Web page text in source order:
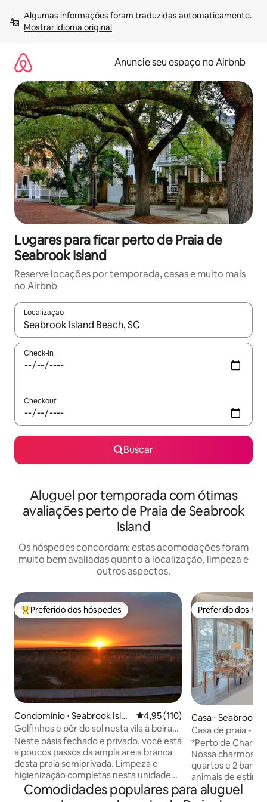
para
Mostrar idioma original
Anuncie seu espaço no Airbnb
Lugares para ficar perto de Praia de
Seabrook Island
Reserve locações por temporada, casas e muito mais
no Airbnb
Localização
Quando os resultados estiverem disponíveis, explore-os
Check-in
Checkout
Buscar
Aluguel por temporada com ótimas
avaliações perto de Praia de Seabrook
Island
Os hóspedes concordam: estas acomodações foram
muito bem avaliadas quanto a localização, limpeza e
outros aspectos.
Entre os melhores preferidos dos hóspedes
Preferido dos hóspedes
Condomínio ⋅ Seabrook Islan
d
4,95 de uma avaliação média de
4,95 (110)
Golfinhos e pôr do sol nesta vila à beira-
mar!
Neste oásis fechado e privado, você está
a poucos passos da ampla areia branca
desta praia semiprivada. Limpeza e
higienização completas nesta unidade
de canto no 1º andar, acomoda 4
pessoas em camas de verdade, uma
Preferido dos
Preferido dos
Casa ⋅ Seabrook
Casa de praia -
STR25-000614
*Perto de
Nossa charmosa
quartos e 2
animais de
apenas 0,4
e fechada Ilha
Comodidades populares para aluguel